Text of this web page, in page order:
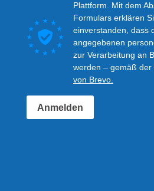
Plattform. Mit dem
Formulars erklären
einverstanden, dass
angegebenen
zur Verarbeitung an
werden – gemäß der
von Brevo.
Anmelden